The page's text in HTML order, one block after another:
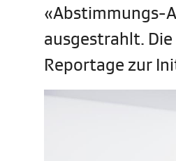
«Abstimmungs-
ausgestrahlt.
Reportage zur